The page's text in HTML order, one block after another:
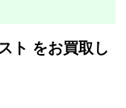
ト をお買取し